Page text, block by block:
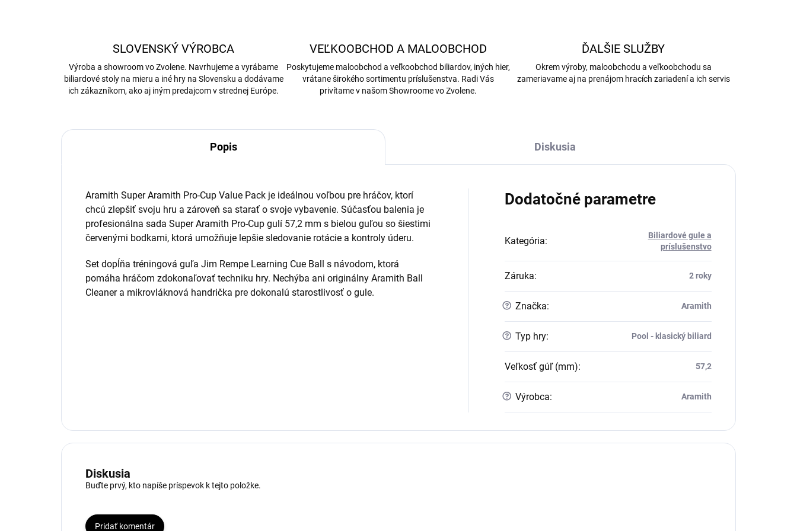
SLOVENSKÝ VÝROBCA
Výroba a showroom vo Zvolene. Navrhujeme a vyrábame
biliardové stoly na mieru a iné hry na Slovensku a dodávame
ich zákazníkom, ako aj iným predajcom v strednej Európe.
VEĽKOOBCHOD A MALOOBCHOD
Poskytujeme maloobchod a veľkoobchod biliardov, iných hier,
vrátane širokého sortimentu príslušenstva. Radi Vás
privítame v našom Showroome vo Zvolene.
ĎALŠIE SLUŽBY
Okrem výroby, maloobchodu a veľkoobchodu sa
zameriavame aj na prenájom hracích zariadení a ich servis
Popis Diskusia
Aramith Super Aramith Pro-Cup Value Pack je ideálnou voľbou pre hráčov, ktorí
chcú zlepšiť svoju hru a zároveň sa starať o svoje vybavenie. Súčasťou balenia je
profesionálna sada Super Aramith Pro-Cup gulí 57,2 mm s bielou guľou so šiestimi
červenými bodkami, ktorá umožňuje lepšie sledovanie rotácie a kontroly úderu.
Set dopĺňa tréningová guľa Jim Rempe Learning Cue Ball s návodom, ktorá
pomáha hráčom zdokonaľovať techniku hry. Nechýba ani originálny Aramith Ball
Cleaner a mikrovláknová handrička pre dokonalú starostlivosť o gule.
Dodatočné parametre
Kategória:
Biliardové gule a
príslušenstvo
Záruka: 2 roky
? Značka: Aramith
? Typ hry: Pool - klasický biliard
Veľkosť gúľ (mm): 57,2
? Výrobca: Aramith
Diskusia
Buďte prvý, kto napíše príspevok k tejto položke.
Pridať komentár